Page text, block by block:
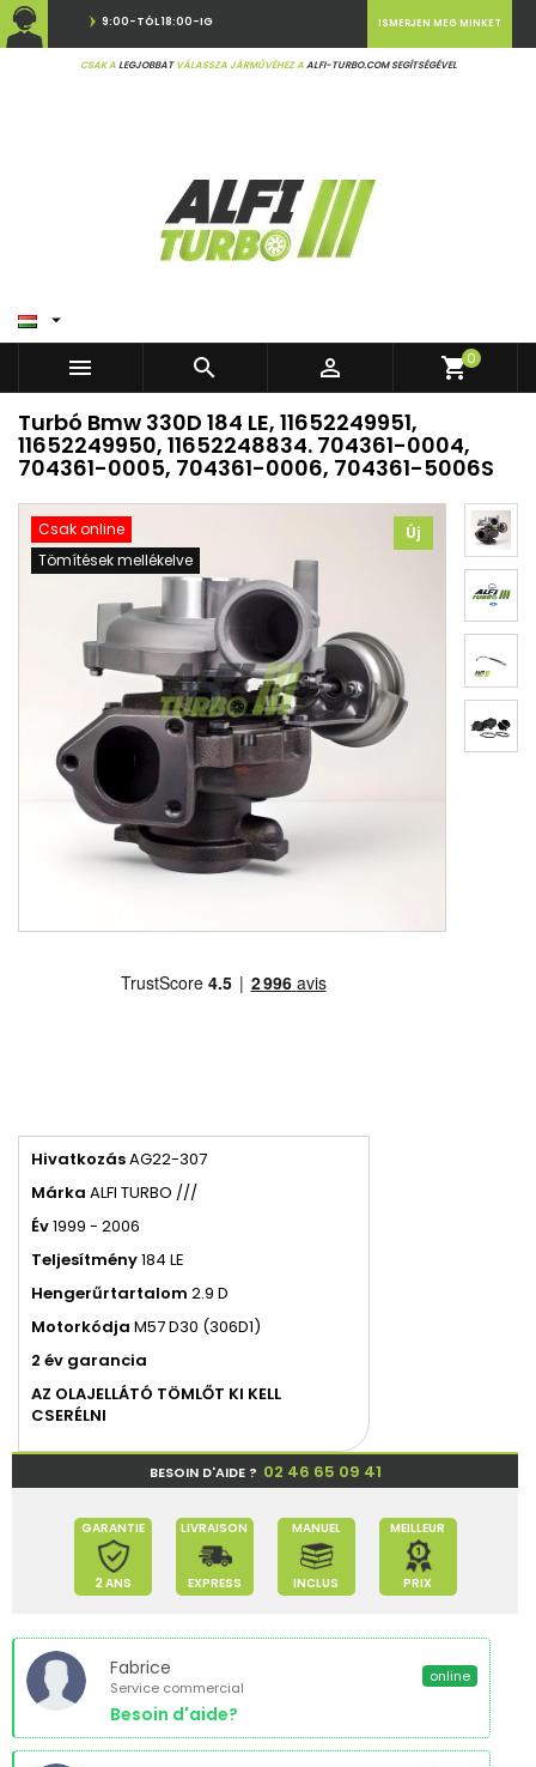
9:00-TÓL 18:00-IG
CSAK ALEGJOBBATVÁLASSZA JÁRMŰVÉHEZ AALFI-TURBO.COM SEGÍTSÉGÉVEL
ISMERJEN MEG MINKET

   shopping_cart0
Turbó Bmw 330D 184 LE, 11652249951,
11652249950, 11652248834. 704361-0004,
704361-0005, 704361-0006, 704361-5006S
Csak online
Tömítések mellékelve
Új
HivatkozásAG22-307
Márka ALFI TURBO ///
Év1999 - 2006
Teljesítmény184 LE
Hengerűrtartalom 2.9 D
Motorkódja M57D30 (306D1)
2 év garancia
AZ OLAJELLÁTÓ TÖMLŐT KI KELL
CSERÉLNI
BESOIN D'AIDE ? 02 46 65 09 41
GARANTIE
2 ANS
LIVRAISON
EXPRESS
MANUEL
INCLUS
MEILLEUR
PRIX
Fabrice
Service commercial
Besoin d'aide?
online